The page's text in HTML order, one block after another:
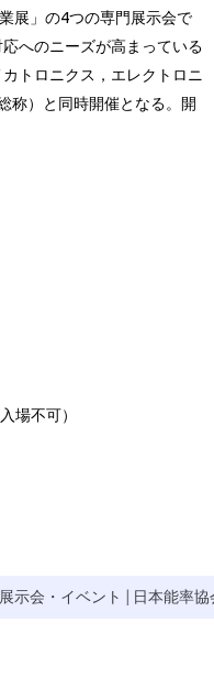
展」の4つの専門展示会で
へのニーズが高まっている
トロニクス，エレクトロニ
称）と同時開催となる。開
場不可）
展示会・イベント 日本能率協